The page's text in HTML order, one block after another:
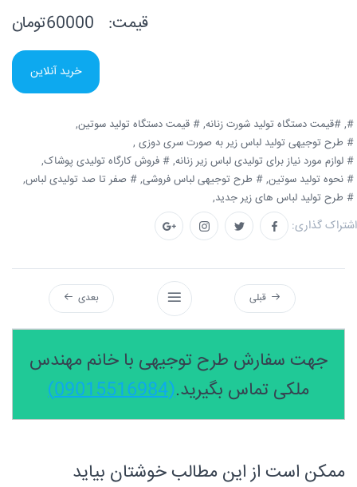
قیمت:
خرید آنلاین
#, #قیمت دستگاه تولید شورت زنانه, # قیمت دستگاه تولید سوتین,
# طرح توجیهی تولید لباس زیر به صورت سری دوزی ,
# لوازم مورد نیاز برای تولیدی لباس زیر زنانه, # فروش کارگاه تولیدی پوشاک,
# نحوه تولید سوتین, # طرح توجیهی لباس فروشی, # صفر تا صد تولیدی لباس,
# طرح تولید لباس های زیر جدید,
اشتراک گذاری:
قبلی بعدی
جهت سفارش طرح توجیهی با خانم مهندس
ملکی تماس بگیرید.(09015516984)
ممکن است از این مطالب خوشتان بیاید